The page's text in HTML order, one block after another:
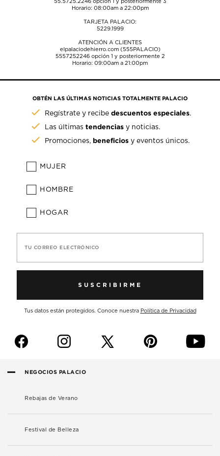
55.5725.2246opción 1 y posteriormente 3
Horario: 08:00am a 22:00pm
TARJETA PALACIO:
5229.1999
ATENCIÓN A CLIENTES
elpalaciodehierro.com (555PALACIO)
5557252246opción 1 y posteriormente 2
Horario: 09:00am a 21:00pm
OBTÉN LAS ÚLTIMAS NOTICIAS TOTALMENTE PALACIO
Regístrate y recibedescuentos especiales.
Las últimastendencias y noticias.
Promociones, beneficios y eventos únicos.
MUJER
HOMBRE
HOGAR
TU CORREO ELECTRÓNICO
SUSCRIBIRME
Tus datos están protegidos. Conoce nuestra Política de Privacidad
f i p y
NEGOCIOS PALACIO
Rebajas de Verano
Festival de Belleza